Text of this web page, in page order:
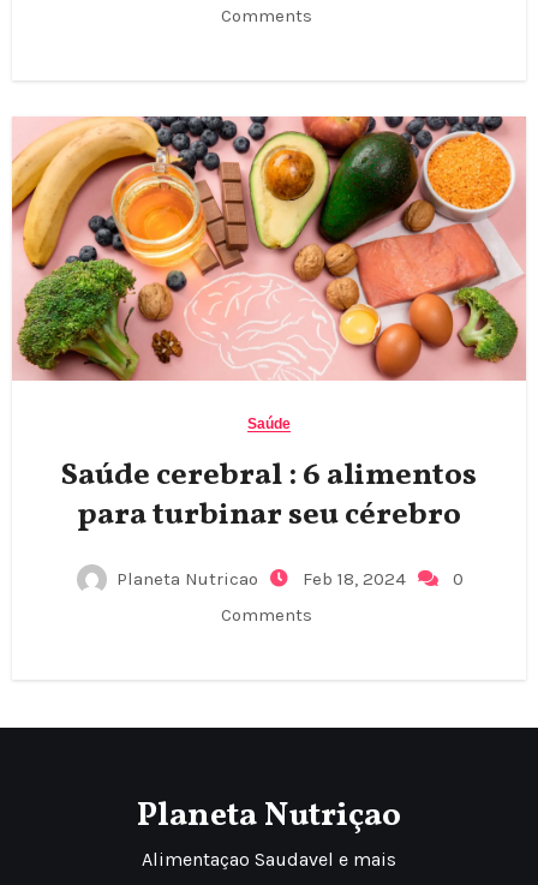
Comments
Saúde
Saúde cerebral : 6 alimentos
para turbinar seu cérebro
Planeta Nutricao Feb 18, 2024
0
Comments
Planeta Nutriçao
Alimentaçao Saudavel e mais